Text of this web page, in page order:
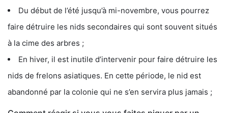
Du début de l’été jusqu’à mi-novembre, vous pourrez
faire détruire les nids secondaires qui sont souvent situés
à la cime des arbres ;
En hiver, il est inutile d’intervenir pour faire détruire les
nids de frelons asiatiques. En cette période, le nid est
abandonné par la colonie qui ne s’en servira plus jamais ;